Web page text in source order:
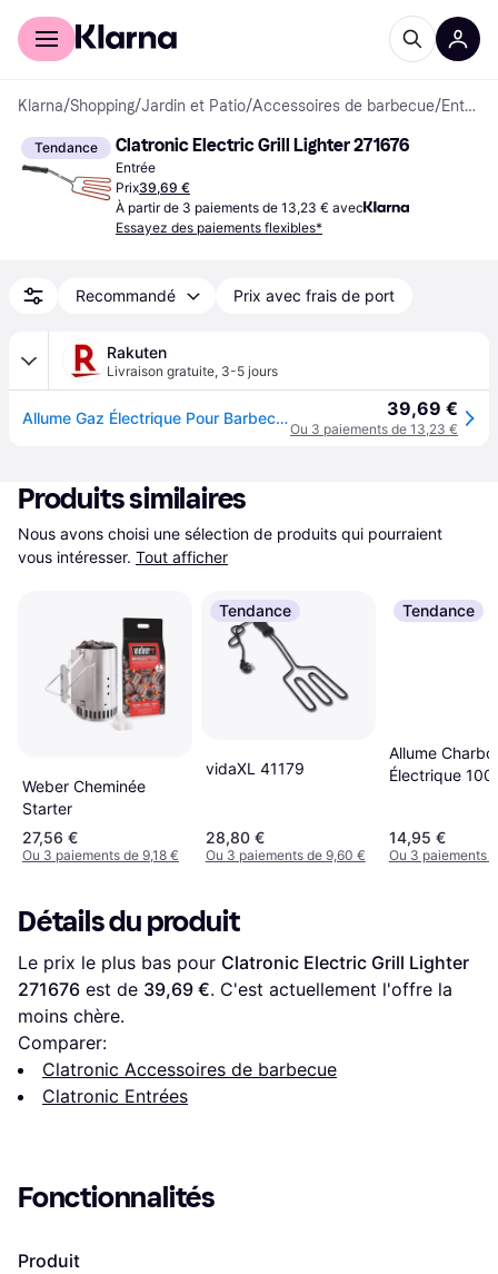
Acheter avec Klarna
Klarna/Shopping/Jardin et Patio/Accessoires de barbecue/ Entrées
Tendance Clatronic Electric Grill Lighter 271676
Entrée
Prix39,69 €
À partir de 3 paiements de 13,23 € avec
Essayez des paiements flexibles*
Recommandé Prix avec frais de port
Rakuten
Livraison gratuite, 3-5 jours
Allume Gaz Électrique Pour Barbecue Clatronic Ega 3404 Noir 39,69 €
Ou 3 paiements de 13,23 €
Produits similaires
Nous avons choisi une sélection de produits qui pourraient
vous intéresser. Tout afficher
Weber Cheminée
Starter
27,56 €
Ou 3 paiements de 9,18 €
Tendance
vidaXL 41179
28,80 €
Ou 3 paiements de 9,60 €
Tendance
Allume
Électrique
14,95 €
Ou 3 paiements
Détails du produit
Le prix le plus bas pour Clatronic Electric Grill Lighter
271676 est de 39,69 €. C'est actuellement l'offre la
moins chère.
Comparer:
Clatronic Accessoires de barbecue
Clatronic Entrées
Fonctionnalités
Produit